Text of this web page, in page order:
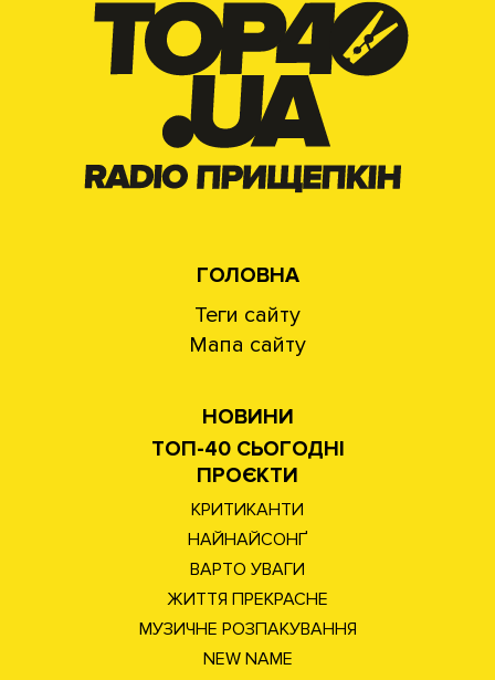
ГОЛОВНА
Теги сайту
Мапа сайту
НОВИНИ
ТОП-40 СЬОГОДНІ
ПРОЄКТИ
КРИТИКАНТИ
НАЙНАЙСОНҐ
ВАРТО УВАГИ
ЖИТТЯ ПРЕКРАСНЕ
МУЗИЧНЕ РОЗПАКУВАННЯ
NEW NAME